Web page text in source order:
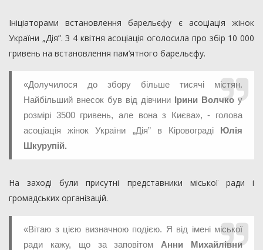
Ініціаторами встановлення барельєфу є асоціація жінок
України „Дія”. З 4 квітня асоціація оголосила про збір 10 000
гривень на встановлення пам’ятного барельєфу.
«Долучилося до збору більше тисячі містян.
Найбільший внесок був від дівчини Ірини Волчко у
розмірі 3500 гривень, але вона з Києва», - голова
асоціація жінок України „Дія” в Кіровограді Юлія
Шкурупій.
На заході були присутні представники міської ради і
громадських організацій.
«Вітаю з цією визначною подією. Я від імені міської
ради кажу, що за заповітом Анни Михайлівни